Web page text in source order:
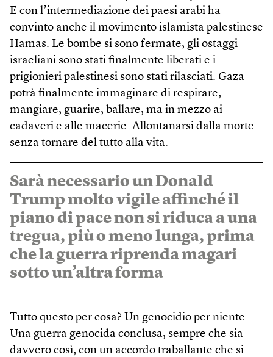
E con l’intermediazione dei paesi arabi ha
convinto anche il movimento islamista palestinese
Hamas. Le bombe si sono fermate, gli ostaggi
israeliani sono stati finalmente liberati e i
prigionieri palestinesi sono stati rilasciati. Gaza
potrà finalmente immaginare di respirare,
mangiare, guarire, ballare, ma in mezzo ai
cadaveri e alle macerie. Allontanarsi dalla morte
senza tornare del tutto alla vita.
Sarà necessario un Donald
Trump molto vigile affinché il
piano di pace non si riduca a una
tregua, più o meno lunga, prima
che la guerra riprenda magari
sotto un’altra forma
Tutto questo per cosa? Un genocidio per niente.
Una guerra genocida conclusa, sempre che sia
davvero così, con un accordo traballante che si